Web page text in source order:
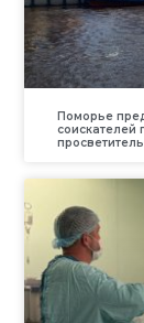
Поморье
соискателей